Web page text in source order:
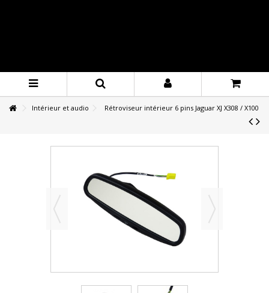
Intérieur et audio Rétroviseur intérieur 6 pins Jaguar XJ X308 / X100